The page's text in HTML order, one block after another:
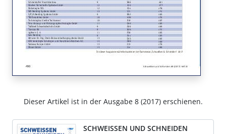
Dieser Artikel ist in der Ausgabe 8 (2017) erschienen.
SCHWEISSEN UND SCHNEIDEN